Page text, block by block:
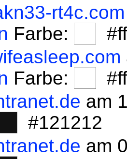
rt4c.com
Farbe:
Farbe:
am
#121212
am